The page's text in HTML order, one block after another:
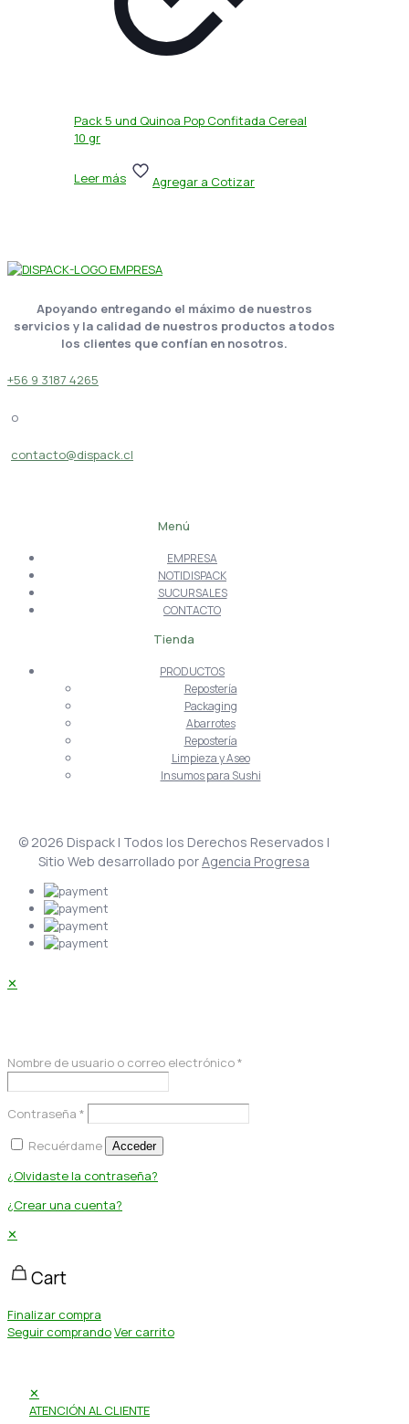
Pack 5 und Quinoa Pop Confitada Cereal
10 gr
Leer más Agregar a Cotizar
Apoyando entregando el máximo de nuestros
servicios y la calidad de nuestros productos a todos
los clientes que confían en nosotros.
+56 9 3187 4265
o
contacto@dispack.cl
Menú
EMPRESA
NOTIDISPACK
SUCURSALES
CONTACTO
Tienda
PRODUCTOS
Repostería
Packaging
Abarrotes
Repostería
Limpieza y Aseo
Insumos para Sushi
© 2026 Dispack | Todos los Derechos Reservados |
Sitio Web desarrollado porAgencia Progresa
✕
Nombre de usuario o correo electrónico*
Contraseña *
Recuérdame
Acceder
¿Olvidaste la contraseña?
¿Crear una cuenta?
✕
Cart
Finalizar compra
Seguir comprandoVer carrito
✕
ATENCIÓN AL CLIENTE